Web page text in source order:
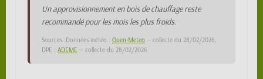
Un approvisionnement en bois de chauffage reste
recommandé pour les mois les plus froids.
Sources :Données météo : Open-Meteo — collecte du 28/02/2026,
DPE : ADEME — collecte du 28/02/2026